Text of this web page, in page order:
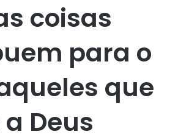
coisas
para o
que
Deus